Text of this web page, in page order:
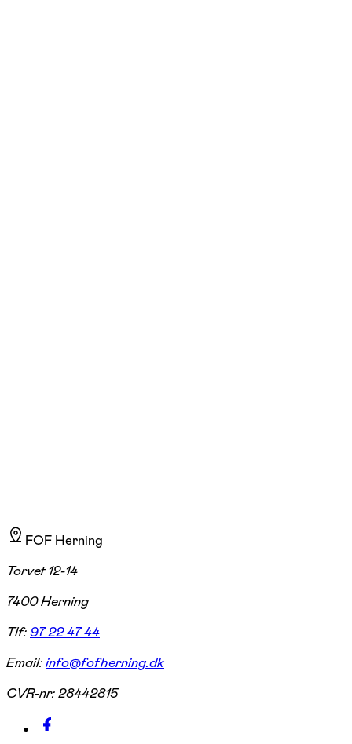
FOF Herning
Torvet 12-14
7400 Herning
Tlf:97 22 47 44
Email:info@fofherning.dk
CVR-nr:28442815